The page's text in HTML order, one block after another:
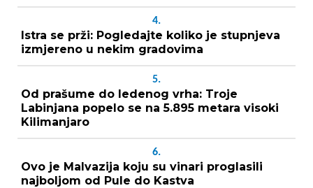
4.
Istra se prži: Pogledajte koliko je stupnjeva
izmjereno u nekim gradovima
5.
Od prašume do ledenog vrha: Troje
Labinjana popelo se na 5.895 metara visoki
Kilimanjaro
6.
Ovo je Malvazija koju su vinari proglasili
najboljom od Pule do Kastva